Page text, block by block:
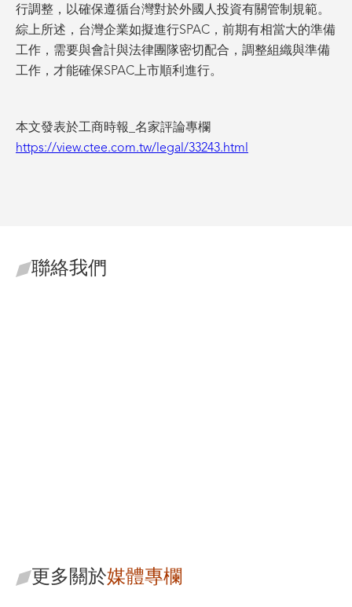
行調整，以確保遵循台灣對於外國人投資有關管制規範。
綜上所述，台灣企業如擬進行SPAC，前期有相當大的準備
工作，需要與會計與法律團隊密切配合，調整組織與準備
工作，才能確保SPAC上市順利進行。
本文發表於工商時報_名家評論專欄
https://view.ctee.com.tw/legal/33243.html
聯絡我們
更多關於媒體專欄